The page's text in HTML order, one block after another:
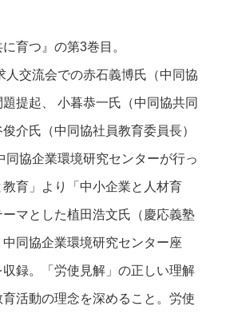
育つ』の第3巻目。
人交流会での赤石義博氏（中同協
提起、 小暮恭一氏（中同協共同
介氏（中同協社員教育委員長）
同協企業環境研究センターが行っ
育」より「中小企業と人材育
マとした植田浩文氏（慶応義塾
同協企業環境研究センター座
録。「労使見解」の正しい理解
活動の理念を深めること。労使